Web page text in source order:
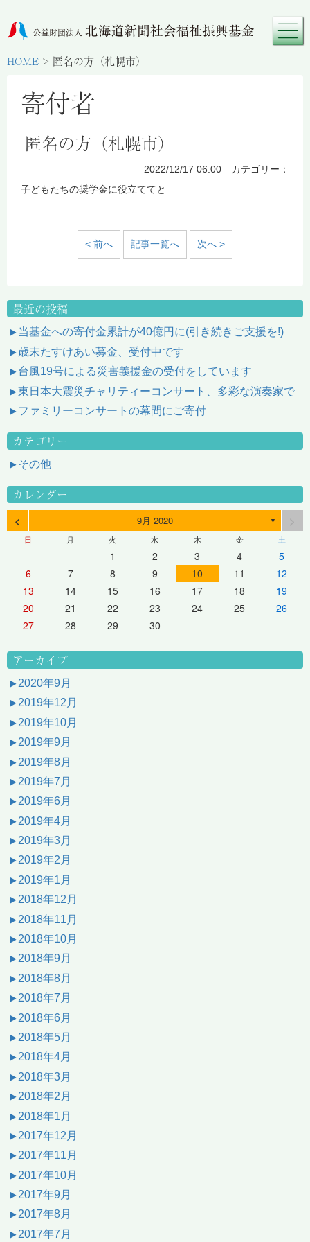
HOME > 匿名の方（札幌市）
寄付者
匿名の方（札幌市）
2022/12/17 06:00 カテゴリー：
子どもたちの奨学金に役立ててと
< 前へ 記事一覧へ 次へ >
最近の投稿
当基金への寄付金累計が40億円に(引き続きご支援を!)
歳末たすけあい募金、受付中です
台風19号による災害義援金の受付をしています
東日本大震災チャリティーコンサート、多彩な演奏家で
ファミリーコンサートの幕間にご寄付
カテゴリー
その他
カレンダー
< 9月 2020 ▼
日 月 火 水 木 金 土
1 2 3 4
5
6
7 8 9 10 11
12
13
14 15 16 17 18
19
20
21 22 23 24 25
26
27
28 29 30
アーカイブ
2020年9月
2019年12月
2019年10月
2019年9月
2019年8月
2019年7月
2019年6月
2019年4月
2019年3月
2019年2月
2019年1月
2018年12月
2018年11月
2018年10月
2018年9月
2018年8月
2018年7月
2018年6月
2018年5月
2018年4月
2018年3月
2018年2月
2018年1月
2017年12月
2017年11月
2017年10月
2017年9月
2017年8月
2017年7月